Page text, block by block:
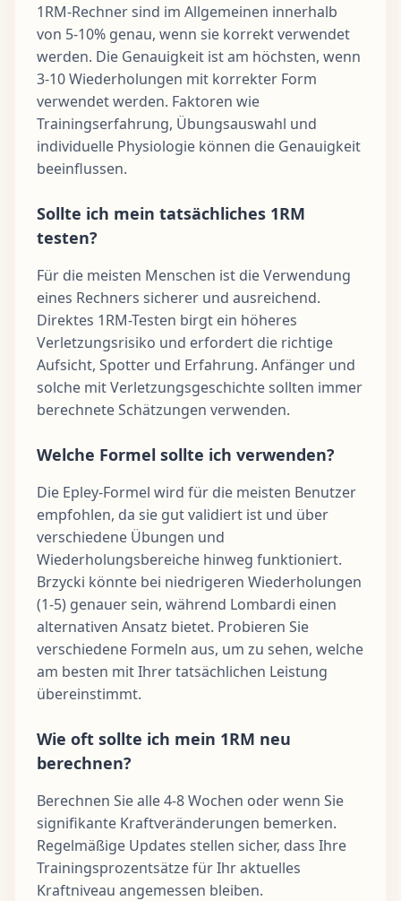
1RM-Rechner sind im Allgemeinen innerhalb
von 5-10% genau, wenn sie korrekt verwendet
werden. Die Genauigkeit ist am höchsten, wenn
3-10 Wiederholungen mit korrekter Form
verwendet werden. Faktoren wie
Trainingserfahrung, Übungsauswahl und
individuelle Physiologie können die Genauigkeit
beeinflussen.
Sollte ich mein tatsächliches 1RM
testen?
Für die meisten Menschen ist die Verwendung
eines Rechners sicherer und ausreichend.
Direktes 1RM-Testen birgt ein höheres
Verletzungsrisiko und erfordert die richtige
Aufsicht, Spotter und Erfahrung. Anfänger und
solche mit Verletzungsgeschichte sollten immer
berechnete Schätzungen verwenden.
Welche Formel sollte ich verwenden?
Die Epley-Formel wird für die meisten Benutzer
empfohlen, da sie gut validiert ist und über
verschiedene Übungen und
Wiederholungsbereiche hinweg funktioniert.
Brzycki könnte bei niedrigeren Wiederholungen
(1-5) genauer sein, während Lombardi einen
alternativen Ansatz bietet. Probieren Sie
verschiedene Formeln aus, um zu sehen, welche
am besten mit Ihrer tatsächlichen Leistung
übereinstimmt.
Wie oft sollte ich mein 1RM neu
berechnen?
Berechnen Sie alle 4-8 Wochen oder wenn Sie
signifikante Kraftveränderungen bemerken.
Regelmäßige Updates stellen sicher, dass Ihre
Trainingsprozentsätze für Ihr aktuelles
Kraftniveau angemessen bleiben.